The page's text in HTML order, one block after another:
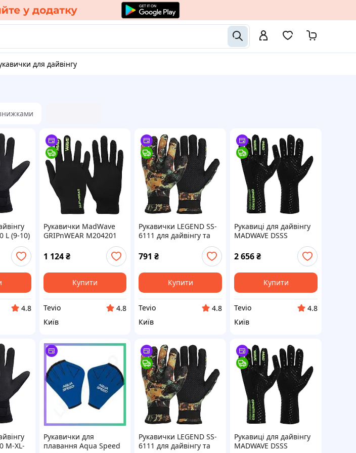
для дайвінгу
L (9-10)
сірий
4.8
Рукавички MadWave
GRIPnWEAR M204201
неопренових костюмів
дайвінг XS-S
1 124 ₴
Купити
Tevio
4.8
Київ
Рукавички LEGEND SS-
6111 для дайвінгу та
підводного полювання
неопрен Камуфляж
Woodland розмір M
791 ₴
Купити
Tevio
4.8
Київ
Рукавиці для дайвінгу
MADWAVE DSSS
Неопрен Лонгслив XS-S
2 656₴
Купити
Tevio
4.8
Київ
M-XL-
Рукавички для
плавання Aqua Speed
Рукавички LEGEND SS-
6111 для дайвінгу та
Рукавиці для дайвінгу
MADWAVE DSSS